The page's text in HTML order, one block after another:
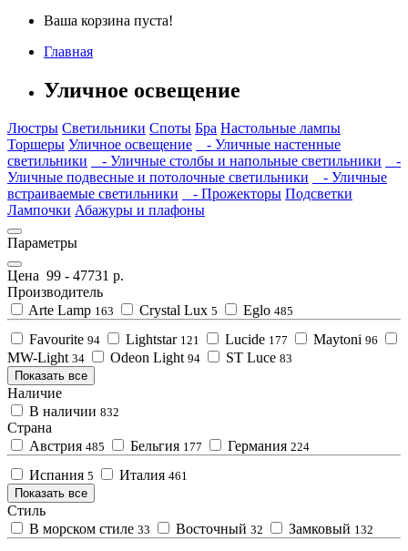
Ваша корзина пуста!
Главная
Уличное освещение
Люстры Светильники Споты Бра Настольные лампы
Торшеры Уличное освещение
- Уличные настенные
светильники
- Уличные столбы и напольные светильники
-
Уличные подвесные и потолочные светильники
- Уличные
встраиваемые светильники
- Прожекторы Подсветки
Лампочки Абажуры и плафоны
Параметры
Цена 99 - 47731 р.
Производитель
Arte Lamp 163 Crystal Lux 5 Eglo 485
Favourite 94 Lightstar 121 Lucide 177 Maytoni 96
MW-Light 34 Odeon Light 94 ST Luce 83
Показать все
Наличие
В наличии 832
Страна
Австрия 485 Бельгия 177 Германия 224
Испания 5 Италия 461
Показать все
Стиль
В морском стиле 33 Восточный 32 Замковый 132